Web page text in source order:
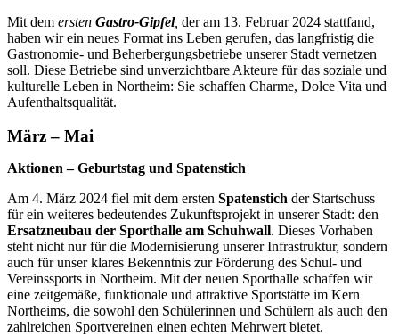
Mit dem ersten Gastro-Gipfel, der am 13. Februar 2024 stattfand,
haben wir ein neues Format ins Leben gerufen, das langfristig die
Gastronomie- und Beherbergungsbetriebe unserer Stadt vernetzen
soll. Diese Betriebe sind unverzichtbare Akteure für das soziale und
kulturelle Leben in Northeim: Sie schaffen Charme, Dolce Vita und
Aufenthaltsqualität.
März – Mai
Aktionen – Geburtstag und Spatenstich
Am 4. März 2024 fiel mit dem ersten Spatenstich der Startschuss
für ein weiteres bedeutendes Zukunftsprojekt in unserer Stadt: den
Ersatzneubau der Sporthalle am Schuhwall. Dieses Vorhaben
steht nicht nur für die Modernisierung unserer Infrastruktur, sondern
auch für unser klares Bekenntnis zur Förderung des Schul- und
Vereinssports in Northeim. Mit der neuen Sporthalle schaffen wir
eine zeitgemäße, funktionale und attraktive Sportstätte im Kern
Northeims, die sowohl den Schülerinnen und Schülern als auch den
zahlreichen Sportvereinen einen echten Mehrwert bietet.